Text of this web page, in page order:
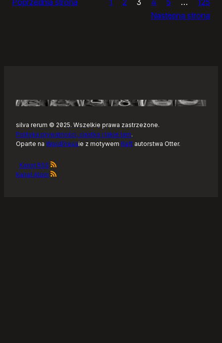
Następna strona
silva rerum © 2025. Wszelkie prawa zastrzeżone.
Polityka prywatności, ciastka i takie tam.
Oparte na WordPressie z motywem Raft autorstwa Otter.
Kanał RSS
Kanał Atom